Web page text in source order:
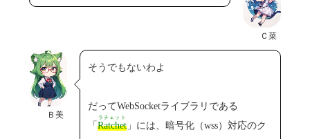
Ｃ菜
Ｂ美
そうでもないわよ
だってWebSocketライブラリである
「 Ratchet
ラチェット
」には、暗号化（wss）対応のク